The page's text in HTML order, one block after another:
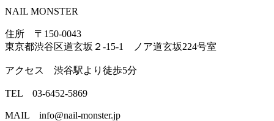
NAIL MONSTER
住所 〒150-0043
東京都渋谷区道玄坂２-15-1 ノア道玄坂224号室
アクセス 渋谷駅より徒歩5分
TEL 03-6452-5869
MAIL info@nail-monster.jp